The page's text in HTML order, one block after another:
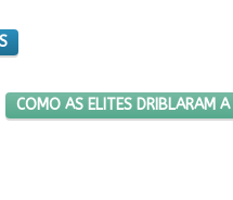
PRÓXIMO ARTIGO: COMO AS
COMO AS ELITES DRIBLARAM